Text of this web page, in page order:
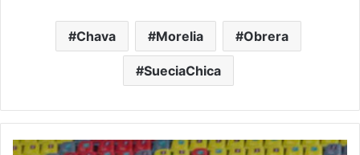
Chava Morelia Obrera
SueciaChica
Tapatío